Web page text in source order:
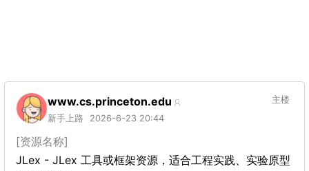
www.cs.princeton.edu
新手上路 2026-6-23 20:44
主楼
[资源名称]
JLex - JLex 工具或框架资源，适合工程实践、实验原型